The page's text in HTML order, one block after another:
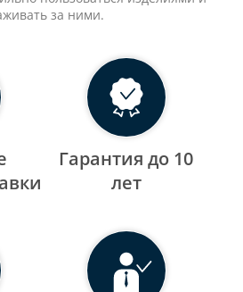
за ними.
Гарантия до 10
лет